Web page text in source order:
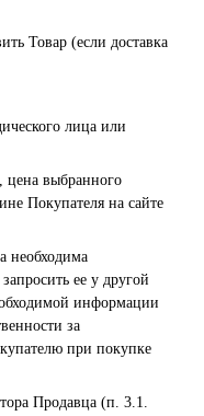
Товар (если доставка
лица или
цена выбранного
Покупателя на сайте
необходима
ее у другой
информации
за
при покупке
Продавца (п. 3.1.